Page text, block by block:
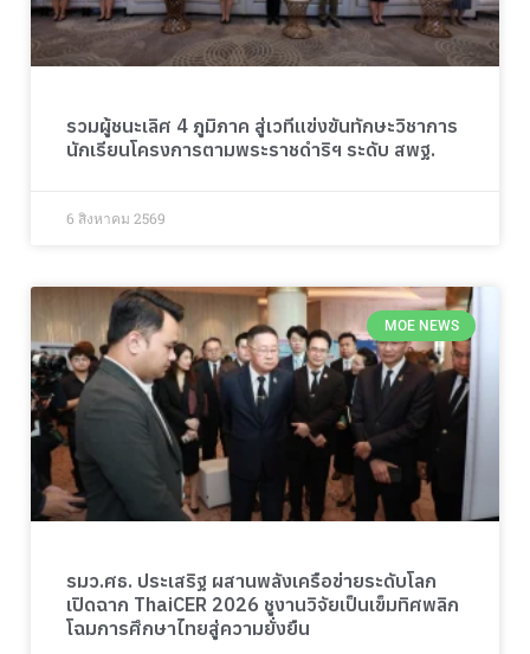
รวมผู้ชนะเลิศ 4 ภูมิภาค สู่เวทีแข่งขันทักษะวิชาการ
นักเรียนโครงการตามพระราชดำริฯ ระดับ สพฐ.
6 สิงหาคม 2569
MOE NEWS
รมว.ศธ. ประเสริฐ ผสานพลังเครือข่ายระดับโลก
เปิดฉาก ThaiCER 2026 ชูงานวิจัยเป็นเข็มทิศพลิก
โฉมการศึกษาไทยสู่ความยั่งยืน